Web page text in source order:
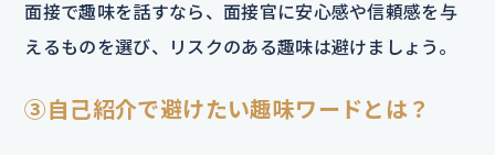
面接で趣味を話すなら、面接官に安心感や信頼感を与
えるものを選び、リスクのある趣味は避けましょう。
③自己紹介で避けたい趣味ワードとは？